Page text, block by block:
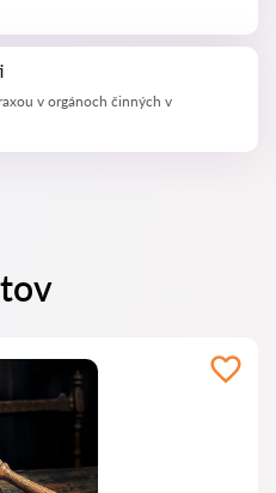
v orgánoch činných v